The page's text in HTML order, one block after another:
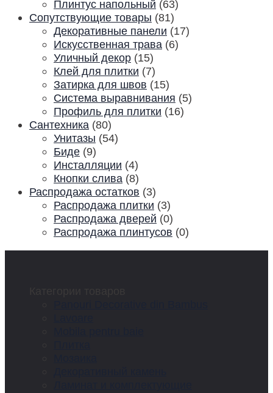
Плинтус напольный (63)
Сопутствующие товары (81)
Декоративные панели (17)
Искусственная трава (6)
Уличный декор (15)
Клей для плитки (7)
Затирка для швов (15)
Система выравнивания (5)
Профиль для плитки (16)
Сантехника (80)
Унитазы (54)
Биде (9)
Инсталляции (4)
Кнопки слива (8)
Распродажа остатков (3)
Распродажа плитки (3)
Распродажа дверей (0)
Распродажа плинтусов (0)